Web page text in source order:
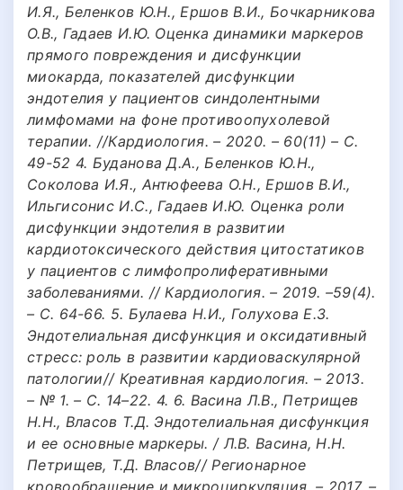
И.Я., Беленков Ю.Н., Ершов В.И., Бочкарникова
О.В., Гадаев И.Ю. Оценка динамики маркеров
прямого повреждения и дисфункции
миокарда, показателей дисфункции
эндотелия у пациентов синдолентными
лимфомами на фоне противоопухолевой
терапии. //Кардиология. – 2020. – 60(11) – С.
49-52 4. Буданова Д.А., Беленков Ю.Н.,
Соколова И.Я., Антюфеева О.Н., Ершов В.И.,
Ильгисонис И.С., Гадаев И.Ю. Оценка роли
дисфункции эндотелия в развитии
кардиотоксического действия цитостатиков
у пациентов с лимфопролиферативными
заболеваниями. // Кардиология. – 2019. –59(4).
– С. 64-66. 5. Булаева Н.И., Голухова Е.З.
Эндотелиальная дисфункция и оксидативный
стресс: роль в развитии кардиоваскулярной
патологии// Креативная кардиология. – 2013.
– № 1. – С. 14–22. 4. 6. Васина Л.В., Петрищев
Н.Н., Власов Т.Д. Эндотелиальная дисфункция
и ее основные маркеры. / Л.В. Васина, Н.Н.
Петрищев, Т.Д. Власов// Регионарное
кровообращение и микроциркуляция. – 2017. –